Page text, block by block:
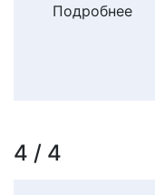
Подробнее
4 / 4